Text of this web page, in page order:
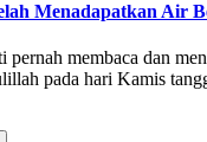
Menadapatkan Air
membaca dan
pada hari Kamis